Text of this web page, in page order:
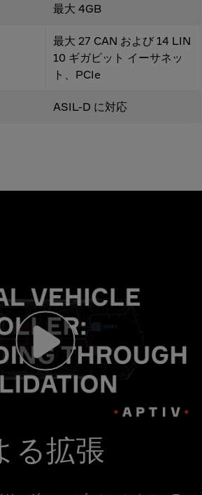
最大 4GB
最大 27 CAN および 14 LIN
10 ギガビット イーサネッ
ト、PCIe
ASIL-D に対応
る拡張